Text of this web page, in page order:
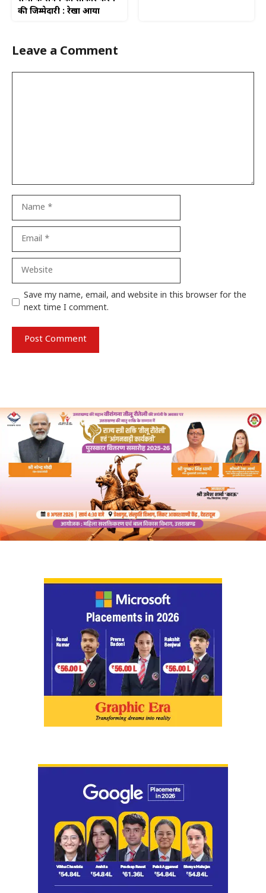
की जिम्मेदारी : रेखा आर्या
Leave a Comment
Website
Save my name, email, and website in this browser for the
next time I comment.